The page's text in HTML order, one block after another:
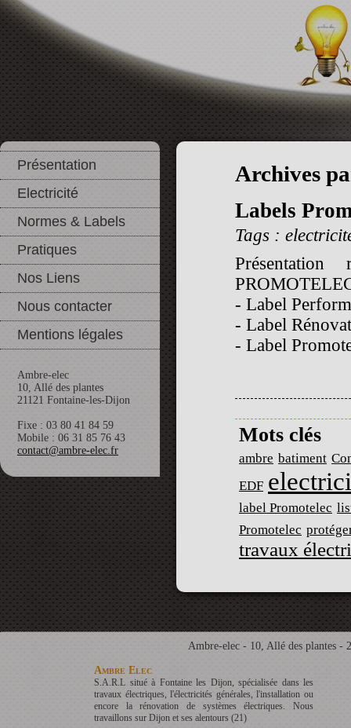
Présentation
Electricité
Normes & Labels
Pratiques
Nos Liens
Nous contacter
Mentions légales
Ambre-elec
10, Allé des plantes
21121 Fontaine-les-Dijon
Fixe : 03 80 41 84 59
Mobile : 06 31 85 76 43
contact@ambre-elec.fr
Archives
Labels
Tags :
- Label
- Label
- Label
Mots clés
ambre batiment
EDF
label Promotelec
Promotelec
travaux
Ambre-elec - 10, Allé des plantes -
Ambre Elec
S.A.R.L situé à Fontaine les Dijon, spécialisée dans les
travaux électriques, l'électricités générales, l'installation ou
encore la rénovation de systèmes électriques. Nous
travaillons sur Dijon et ses alentours (21)